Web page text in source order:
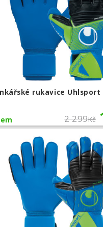
rukavice
2 299Kč